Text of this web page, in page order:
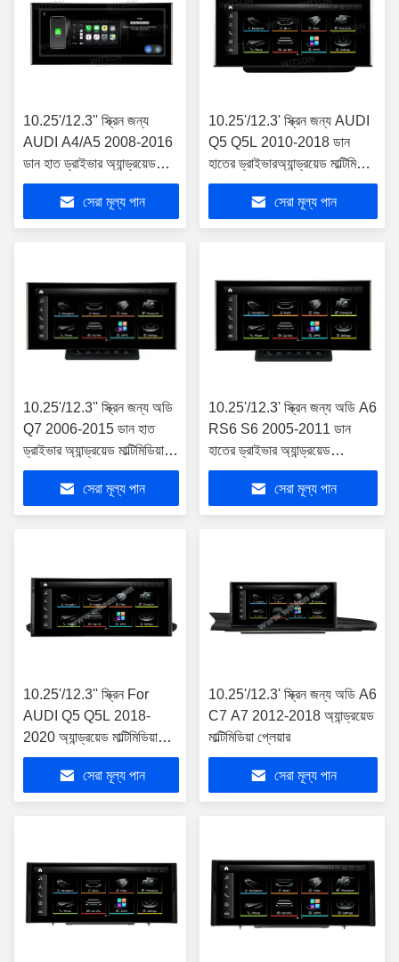
10.25'/12.3'' স্ক্রিন জন্য
AUDI A4/A5 2008-2016
ডান হাত ড্রাইভার অ্যান্ড্রয়েড
মাল্টিমিডিয়া প্লেয়ার
সেরা মূল্য পান
10.25'/12.3' স্ক্রিন জন্য AUDI
Q5 Q5L 2010-2018 ডান
হাতের ড্রাইভারঅ্যান্ড্রয়েড মাল্টিমিডিয়া
প্লেয়ার
সেরা মূল্য পান
10.25'/12.3'' স্ক্রিন জন্য অডি
Q7 2006-2015 ডান হাত
ড্রাইভার অ্যান্ড্রয়েড মাল্টিমিডিয়া
প্লেয়ার
সেরা মূল্য পান
10.25'/12.3' স্ক্রিন জন্য অডি A6
RS6 S6 2005-2011 ডান
হাতের ড্রাইভার অ্যান্ড্রয়েড
মাল্টিমিডিয়া প্লেয়ার
সেরা মূল্য পান
10.25'/12.3'' স্ক্রিন For
AUDI Q5 Q5L 2018-
2020 অ্যান্ড্রয়েড মাল্টিমিডিয়া
প্লেয়ার
সেরা মূল্য পান
10.25'/12.3' স্ক্রিন জন্য অডি A6
C7 A7 2012-2018 অ্যান্ড্রয়েড
মাল্টিমিডিয়া প্লেয়ার
সেরা মূল্য পান